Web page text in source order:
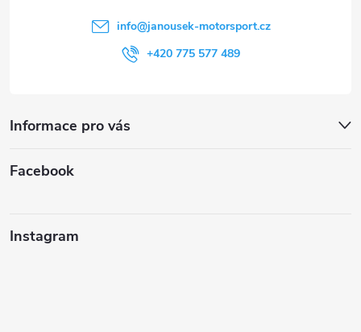
info@janousek-motorsport.cz
+420 775 577 489
Informace pro vás
Facebook
Instagram